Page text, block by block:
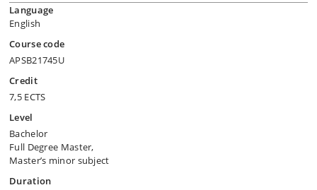
Language
English
Course code
APSB21745U
Credit
7,5 ECTS
Level
Bachelor
Full Degree Master,
Master’s minor subject
Duration